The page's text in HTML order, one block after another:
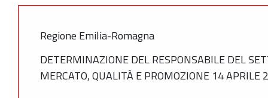
Regione Emilia-Romagna
DETERMINAZIONE DEL RESPONSABILE DEL
MERCATO, QUALITÀ E PROMOZIONE 14